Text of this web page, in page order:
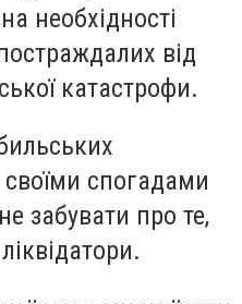
необхідності
від
катастрофи.
своїми спогадами
забувати про те,